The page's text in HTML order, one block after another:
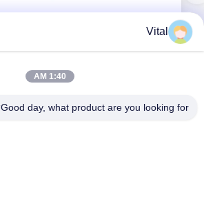
احصل على أفضل سعر
Vital
1:40 AM
Good day, what product are you looking for?